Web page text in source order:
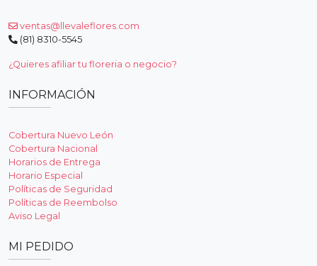
ventas@llevaleflores.com
(81) 8310-5545
¿Quieres afiliar tu floreria o negocio?
INFORMACIÓN
Cobertura Nuevo León
Cobertura Nacional
Horarios de Entrega
Horario Especial
Políticas de Seguridad
Políticas de Reembolso
Aviso Legal
MI PEDIDO